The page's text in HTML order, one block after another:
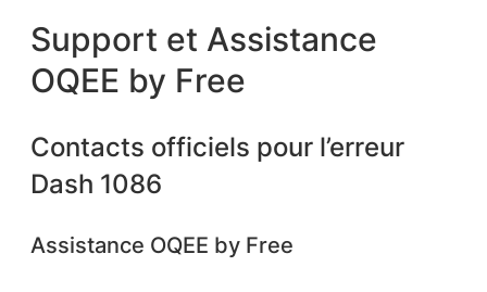
Support et Assistance
OQEE by Free
Contacts officiels pour l’erreur
Dash 1086
Assistance OQEE by Free